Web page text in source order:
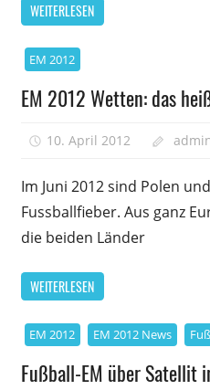
WEITERLESEN
EM 2012
EM 2012 Wetten: das
10. April 2012
Im Juni 2012 sind Polen
Fussballfieber. Aus ganz
die beiden Länder
WEITERLESEN
EM 2012 EM 2012 News
Fußball-EM über Satellit